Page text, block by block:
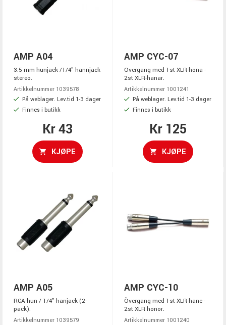
AMP A04
3.5 mm hunjack /1/4" hannjack
stereo.
Artikkelnummer 1039578
På weblager. Lev.tid 1-3 dager
Finnes i butikk
Kr 43
KJØPE
AMP CYC-07
Overgang med 1st XLR-hona -
2st XLR-hanar.
Artikkelnummer 1001241
På weblager. Lev.tid 1-3 dager
Finnes i butikk
Kr 125
KJØPE
AMP A05
RCA-hun / 1/4" hanjack (2-
pack).
Artikkelnummer 1039579
AMP CYC-10
Övergang med 1st XLR hane -
2st XLR honor.
Artikkelnummer 1001240